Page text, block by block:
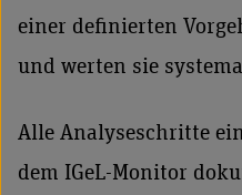
einer definierten
und werten sie
Alle Analyseschritte
dem IGeL-Monitor